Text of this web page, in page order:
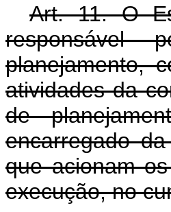
Art. 11. O
responsável
planejamento,
atividades da
de
encarregado
que acionam
execução, no